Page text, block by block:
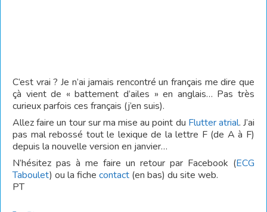
C’est vrai ? Je n’ai jamais rencontré un français me dire que
çà vient de « battement d’ailes » en anglais… Pas très
curieux parfois ces français (j’en suis).
Allez faire un tour sur ma mise au point du Flutter atrial. J’ai
pas mal rebossé tout le lexique de la lettre F (de A à F)
depuis la nouvelle version en janvier…
N’hésitez pas à me faire un retour par Facebook (ECG
Taboulet) ou la fiche contact (en bas) du site web.
PT